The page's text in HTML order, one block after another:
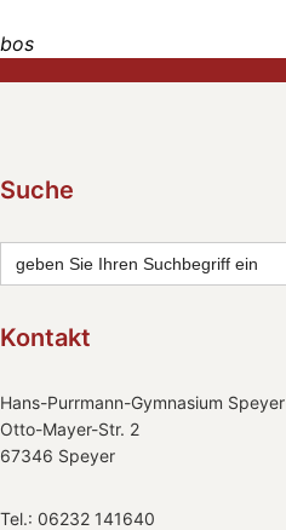
bos
Suche
Search
for:
Kontakt
Hans-Purrmann-Gymnasium Speyer
Otto-Mayer-Str. 2
67346 Speyer
Tel.: 06232 141640